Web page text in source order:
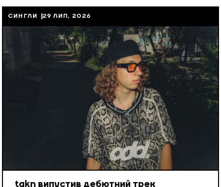
СИНГЛИ 29 ЛИП, 2026
takn випустив дебютний трек